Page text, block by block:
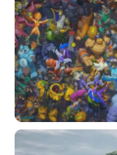
标题
分类
标签 (逗号分隔)